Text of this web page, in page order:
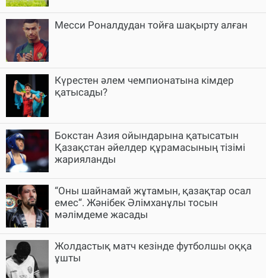
Месси Роналдудан тойға шақырту алған
Күрестен әлем чемпионатына кімдер
қатысады?
Бокстан Азия ойындарына қатысатын
Қазақстан әйелдер құрамасының тізімі
жарияланды
“Оны шайнамай жұтамын, қазақтар осал
емес“. Жәнібек Әлімханұлы тосын
мәлімдеме жасады
Жолдастық матч кезінде футболшы оққа
ұшты